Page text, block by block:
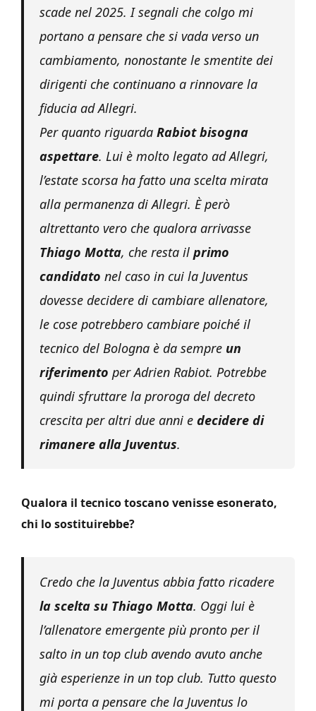
scade nel 2025. I segnali che colgo mi
portano a pensare che si vada verso un
cambiamento, nonostante le smentite dei
dirigenti che continuano a rinnovare la
fiducia ad Allegri.
Per quanto riguarda Rabiot bisogna
aspettare. Lui è molto legato ad Allegri,
l’estate scorsa ha fatto una scelta mirata
alla permanenza di Allegri. È però
altrettanto vero che qualora arrivasse
Thiago Motta, che resta il primo
candidato nel caso in cui la Juventus
dovesse decidere di cambiare allenatore,
le cose potrebbero cambiare poiché il
tecnico del Bologna è da sempre un
riferimento per Adrien Rabiot. Potrebbe
quindi sfruttare la proroga del decreto
crescita per altri due anni e decidere di
rimanere alla Juventus.
Qualora il tecnico toscano venisse esonerato,
chi lo sostituirebbe?
Credo che la Juventus abbia fatto ricadere
la scelta su Thiago Motta. Oggi lui è
l’allenatore emergente più pronto per il
salto in un top club avendo avuto anche
già esperienze in un top club. Tutto questo
mi porta a pensare che la Juventus lo